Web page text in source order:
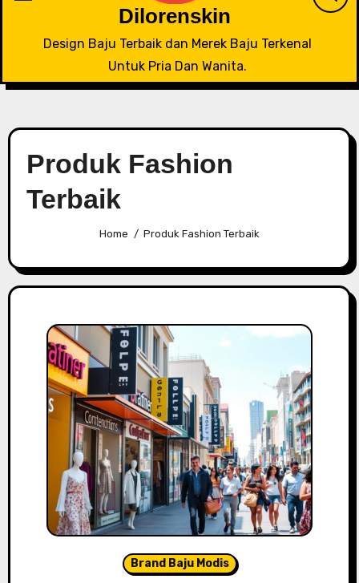
Dilorenskin
Design Baju Terbaik dan Merek Baju Terkenal
Untuk Pria Dan Wanita.
Produk Fashion
Terbaik
Home Produk Fashion Terbaik
Brand Baju Modis